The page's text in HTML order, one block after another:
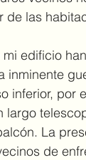
de las
edificio han
inminente
inferior, por
largo
La
de